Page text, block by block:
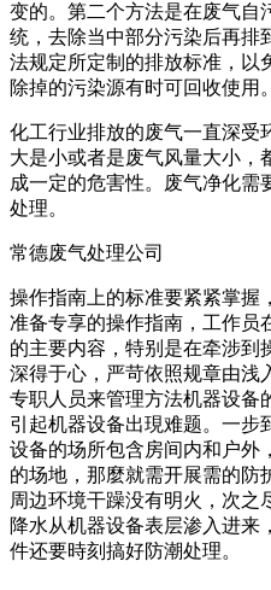
变的。第二个方法是在废气自
统，去除当中部分污染后再排
法规定所定制的排放标准，以
除掉的污染源有时可回收使用。
化工行业排放的废气一直深受
大是小或者是废气风量大小，
成一定的危害性。废气净化需
处理。
常德废气处理公司
操作指南上的标准要紧紧掌握
准备专享的操作指南，工作员
的主要内容，特别是在牵涉到
深得于心，严苛依照规章由浅
专职人员来管理方法机器设备
引起机器设备出現难题。一步
设备的场所包含房间内和户外
的场地，那麼就需开展需的防
周边环境干躁没有明火，次之
降水从机器设备表层渗入进来
件还要時刻搞好防潮处理。